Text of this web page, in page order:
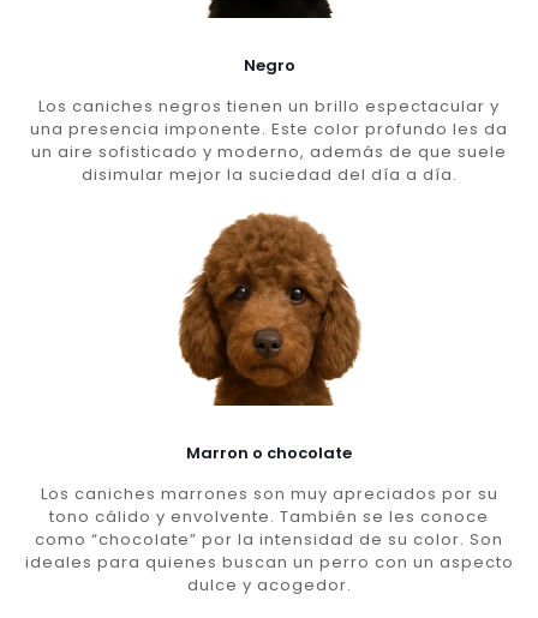
Negro
Los caniches negros tienen un brillo espectacular y
una presencia imponente. Este color profundo les da
un aire sofisticado y moderno, además de que suele
disimular mejor la suciedad del día a día.
Marron o chocolate
Los caniches marrones son muy apreciados por su
tono cálido y envolvente. También se les conoce
como “chocolate” por la intensidad de su color. Son
ideales para quienes buscan un perro con un aspecto
dulce y acogedor.